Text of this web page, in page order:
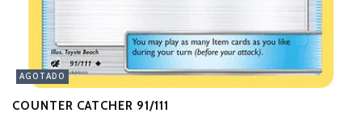
AGOTADO
COUNTER CATCHER 91/111